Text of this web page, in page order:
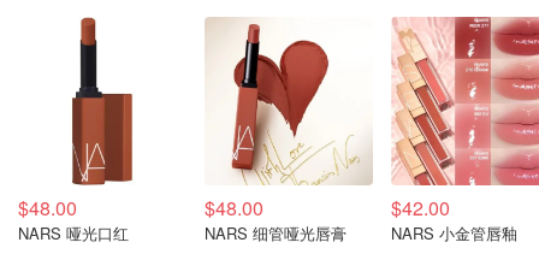
$48.00
NARS 哑光口红
$48.00
NARS 细管哑光唇膏
$42.00
NARS 小金管唇釉